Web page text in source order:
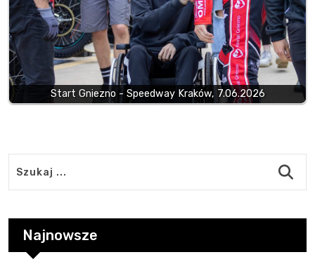
Start Gniezno - Speedway Kraków, 7.06.2026
Najnowsze